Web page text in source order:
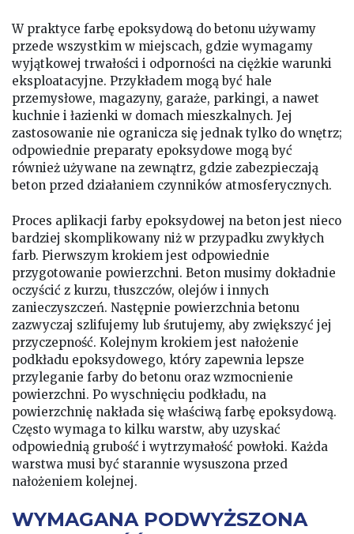
W praktyce farbę epoksydową do betonu używamy
przede wszystkim w miejscach, gdzie wymagamy
wyjątkowej trwałości i odporności na ciężkie warunki
eksploatacyjne. Przykładem mogą być hale
przemysłowe, magazyny, garaże, parkingi, a nawet
kuchnie i łazienki w domach mieszkalnych. Jej
zastosowanie nie ogranicza się jednak tylko do wnętrz;
odpowiednie preparaty epoksydowe mogą być
również używane na zewnątrz, gdzie zabezpieczają
beton przed działaniem czynników atmosferycznych.
Proces aplikacji farby epoksydowej na beton jest nieco
bardziej skomplikowany niż w przypadku zwykłych
farb. Pierwszym krokiem jest odpowiednie
przygotowanie powierzchni. Beton musimy dokładnie
oczyścić z kurzu, tłuszczów, olejów i innych
zanieczyszczeń. Następnie powierzchnia betonu
zazwyczaj szlifujemy lub śrutujemy, aby zwiększyć jej
przyczepność. Kolejnym krokiem jest nałożenie
podkładu epoksydowego, który zapewnia lepsze
przyleganie farby do betonu oraz wzmocnienie
powierzchni. Po wyschnięciu podkładu, na
powierzchnię nakłada się właściwą farbę epoksydową.
Często wymaga to kilku warstw, aby uzyskać
odpowiednią grubość i wytrzymałość powłoki. Każda
warstwa musi być starannie wysuszona przed
nałożeniem kolejnej.
WYMAGANA PODWYŻSZONA